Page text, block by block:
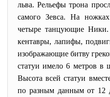
льва. Рельефы трона
самого Зевса. На
четыре танцующие
кентавры, лапифы,
изображающие битву
статуи имело 6 метров в
Высота всей статуи
по разным данным от 12